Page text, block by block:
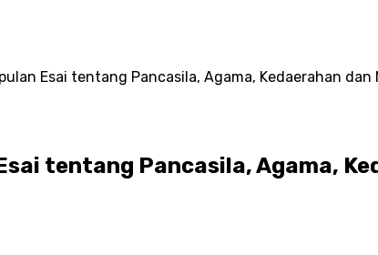
Esai tentang Pancasila, Agama, Kedaerahan dan
tentang Pancasila, Agama,